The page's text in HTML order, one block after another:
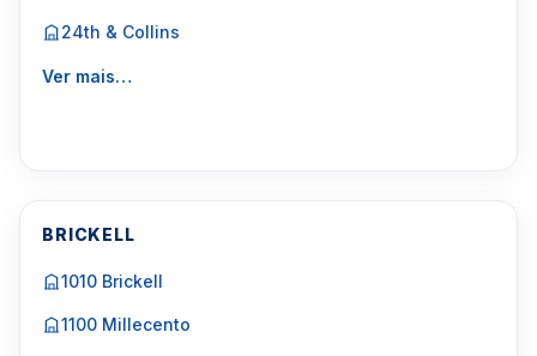
24th & Collins
Ver mais…
BRICKELL
1010 Brickell
1100 Millecento